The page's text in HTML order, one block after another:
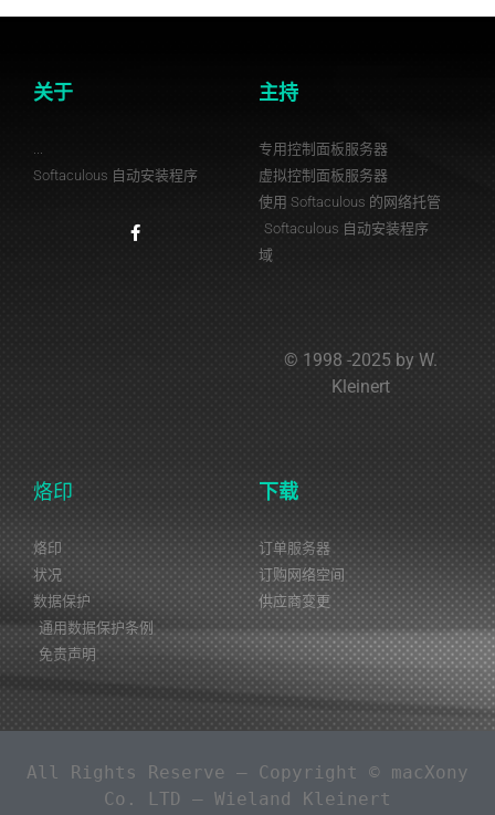
关于
Softaculous 自动安装程序
主持
专用控制面板服务器
虚拟控制面板服务器
使用 Softaculous 的网络托管
Softaculous 自动安装程序
域
© 1998 -2025 by W.
Kleinert
烙印
烙印
状况
数据保护
通用数据保护条例
免责声明
下载
订单服务器
订购网络空间
供应商变更
All Rights Reserve – Copyright © macXony
Co. LTD – Wieland Kleinert